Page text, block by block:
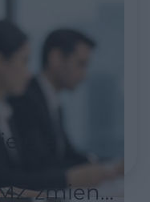
dla
zmienia